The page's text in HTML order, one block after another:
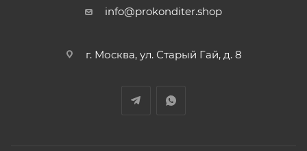
info@prokonditer.shop
г. Москва, ул. Старый Гай, д. 8